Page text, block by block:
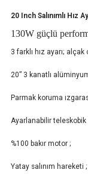
20 Inch Salınımlı Hız
130W güçlü
3 farklı hız ayarı;
20” 3 kanatlı
Parmak koruma
Ayarlanabilir teleskobik
%100 bakır motor ;
Yatay salınım hareketi ;